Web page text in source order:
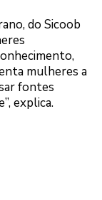
do Sicoob
mulheres a
fontes
explica.